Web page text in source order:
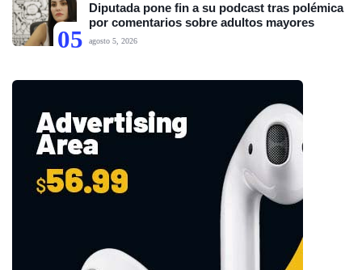
05
Diputada pone fin a su podcast tras polémica
por comentarios sobre adultos mayores
agosto 5, 2026